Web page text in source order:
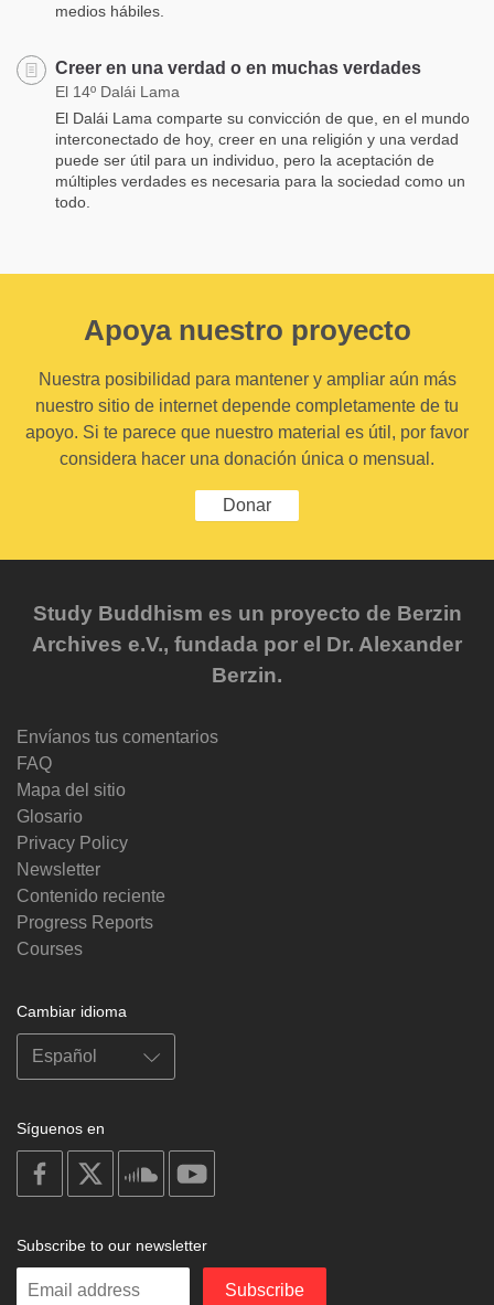
medios hábiles.
Creer en una verdad o en muchas verdades
El 14º Dalái Lama
El Dalái Lama comparte su convicción de que, en el mundo
interconectado de hoy, creer en una religión y una verdad
puede ser útil para un individuo, pero la aceptación de
múltiples verdades es necesaria para la sociedad como un
todo.
Apoya nuestro proyecto
Nuestra posibilidad para mantener y ampliar aún más
nuestro sitio de internet depende completamente de tu
apoyo. Si te parece que nuestro material es útil, por favor
considera hacer una donación única o mensual.
Donar
Study Buddhism es un proyecto de Berzin
Archives e.V., fundada por el Dr. Alexander
Berzin.
Envíanos tus comentarios
FAQ
Mapa del sitio
Glosario
Privacy Policy
Newsletter
Contenido reciente
Progress Reports
Courses
Cambiar idioma
Síguenos en
on
facebook
soundcloud
Subscribe to our newsletter
Enter
Subscribe